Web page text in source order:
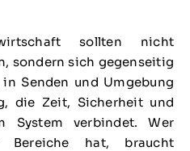
sollten nicht
sondern sich gegenseitig
Senden und Umgebung
die Zeit, Sicherheit und
System verbindet. Wer
Bereiche hat, braucht